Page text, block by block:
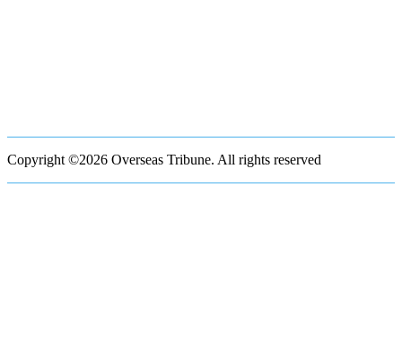
Copyright ©2026 Overseas Tribune. All rights reserved